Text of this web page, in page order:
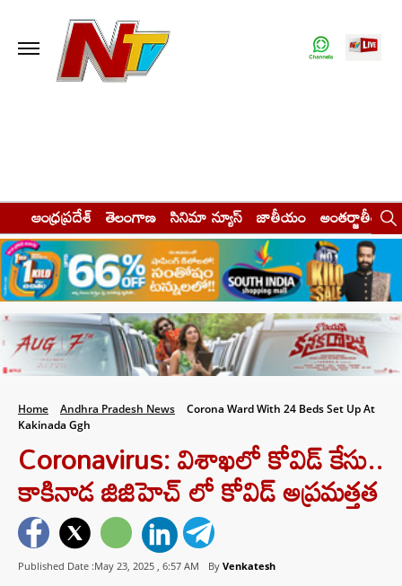
ఆంధ్రప్రదేశ్ తెలంగాణ సినిమా న్యూస్ జాతీయం అంతర్జాతీయం
Home Andhra Pradesh News
Corona Ward With 24 Beds Set Up At
Kakinada Ggh
Coronavirus: విశాఖలో కోవిడ్ కేసు..
కాకినాడ జిజిహెచ్ లో కోవిడ్ అప్రమత్తత
Published Date :May 23, 2025 , 6:57 AM By Venkatesh